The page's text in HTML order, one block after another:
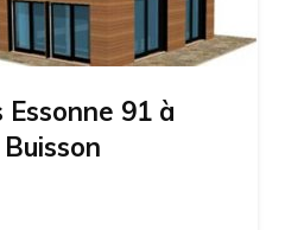
Essonne 91 à